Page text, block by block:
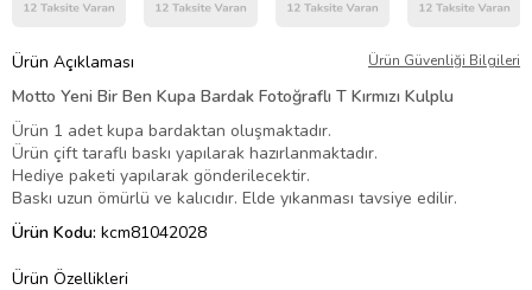
Ürün Açıklaması Ürün Güvenliği Bilgileri
Motto Yeni Bir Ben Kupa Bardak Fotoğraflı T Kırmızı Kulplu
Ürün 1 adet kupa bardaktan oluşmaktadır.
Ürün çift taraflı baskı yapılarak hazırlanmaktadır.
Hediye paketi yapılarak gönderilecektir.
Baskı uzun ömürlü ve kalıcıdır. Elde yıkanması tavsiye edilir.
Ürün Kodu: kcm81042028
Ürün Özellikleri